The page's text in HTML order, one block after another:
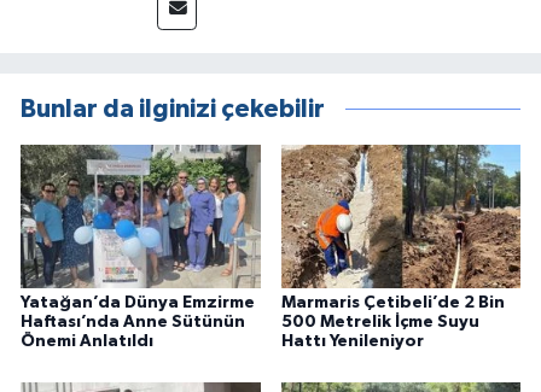
Bunlar da ilginizi çekebilir
Yatağan’da Dünya Emzirme
Haftası’nda Anne Sütünün
Önemi Anlatıldı
Marmaris Çetibeli’de 2 Bin
500 Metrelik İçme Suyu
Hattı Yenileniyor